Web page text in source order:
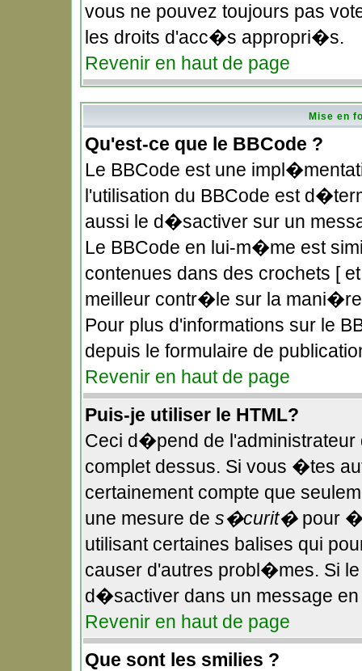
vous ne pouvez toujours pas
les droits d'acc�s appropri�s.
Revenir en haut de page
Mise en
Qu'est-ce que le BBCode ?
Le BBCode est une
l'utilisation du BBCode est
aussi le d�sactiver sur un
Le BBCode en lui-m�me est
contenues dans des crochets [
meilleur contr�le sur la
Pour plus d'informations sur le
depuis le formulaire de
Revenir en haut de page
Puis-je utiliser le HTML?
Ceci d�pend de
complet dessus. Si vous �tes
certainement compte que
une mesure de s�curit�pour
utilisant certaines balises qui
causer d'autres probl�mes. Si
d�sactiver dans un message
Revenir en haut de page
Que sont les smilies ?